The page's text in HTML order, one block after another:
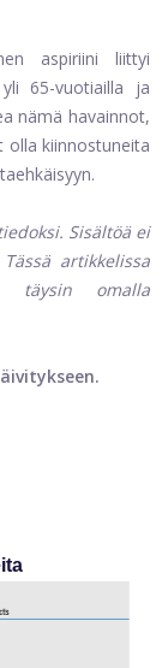
aspiriini liittyi
65-vuotiailla ja
nämä havainnot,
kiinnostuneita
Sisältöä ei
artikkelissa
täysin omalla